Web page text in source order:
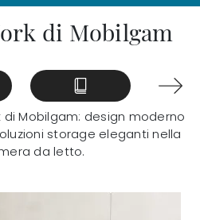
di Mobilgam
di Mobilgam: design moderno
storage eleganti nella
da letto.